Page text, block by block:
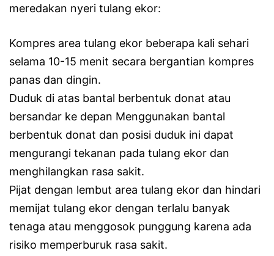
meredakan nyeri tulang ekor:
Kompres area tulang ekor beberapa kali sehari
selama 10-15 menit secara bergantian kompres
panas dan dingin.
Duduk di atas bantal berbentuk donat atau
bersandar ke depan Menggunakan bantal
berbentuk donat dan posisi duduk ini dapat
mengurangi tekanan pada tulang ekor dan
menghilangkan rasa sakit.
Pijat dengan lembut area tulang ekor dan hindari
memijat tulang ekor dengan terlalu banyak
tenaga atau menggosok punggung karena ada
risiko memperburuk rasa sakit.